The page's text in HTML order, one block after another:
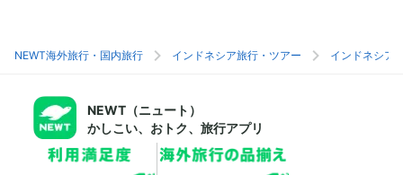
NEWT海外旅行・国内旅行 インドネシア旅行・ツアー インドネシア
NEWT（ニュート）
かしこい、おトク、旅行アプリ